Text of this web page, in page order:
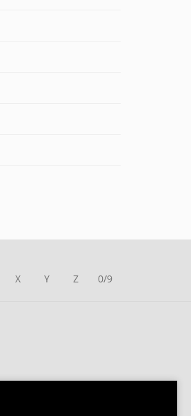
X Y Z 0/9